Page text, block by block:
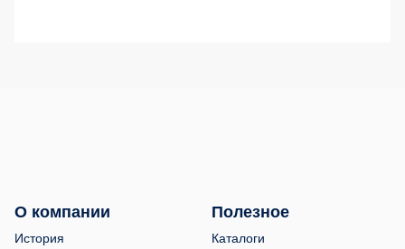
О компании
История
Полезное
Каталоги